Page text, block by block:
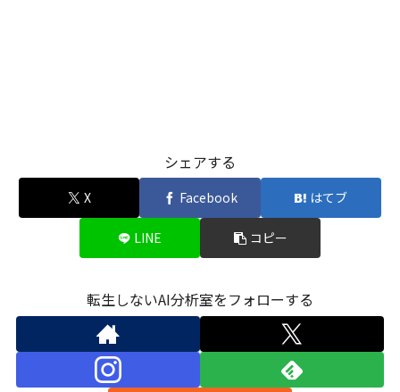
シェアする
X Facebook はてブ
LINE コピー
転生しないAI分析室をフォローする